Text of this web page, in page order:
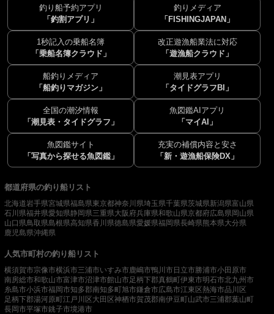
釣り船予約アプリ
「釣割アプリ」
釣りメディア
「FISHINGJAPAN」
1秒記入の乗船名簿
「乗船名簿クラウド」
改正遊漁船業法に対応
「遊漁船クラウド」
船釣りメディア
「船釣りマガジン」
潮見表アプリ
「タイドグラフBI」
全国の潮汐情報
「潮見表・タイドグラフ」
魚図鑑AIアプリ
「マイAI」
魚図鑑サイト
「写真から探せる魚図鑑」
充実の補償内容と安さ
「新・遊漁船保険DX」
都道府県の釣り船リスト
北海道岩手県宮城県福島県東京都神奈川県埼玉県千葉県茨城県新潟県富山県
石川県福井県愛知県静岡県三重県大阪府兵庫県和歌山県京都府広島県岡山県
山口県鳥取県島根県高知県香川県徳島県愛媛県福岡県長崎県熊本県大分県
鹿児島県沖縄県
人気市町村の釣り船リスト
横須賀市宗像市横浜市三浦市いすみ市鹿嶋市鴨川市日立市勝浦市小田原市
南房総市和歌山市富津市沼津市館山市足柄下郡真鶴町伊東市明石市北九州市
糸島市小浜市福岡市知多郡南知多町旭市鎌倉市広島市江東区熱海市品川区
足柄下郡湯河原町江戸川区大田区神栖市賀茂郡南伊豆町山武市三浦郡葉山町
長岡市平塚市銚子市境港市